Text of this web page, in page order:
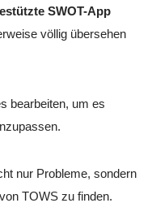
SWOT-App
völlig übersehen
bearbeiten, um es
nur Probleme, sondern
TOWS zu finden.